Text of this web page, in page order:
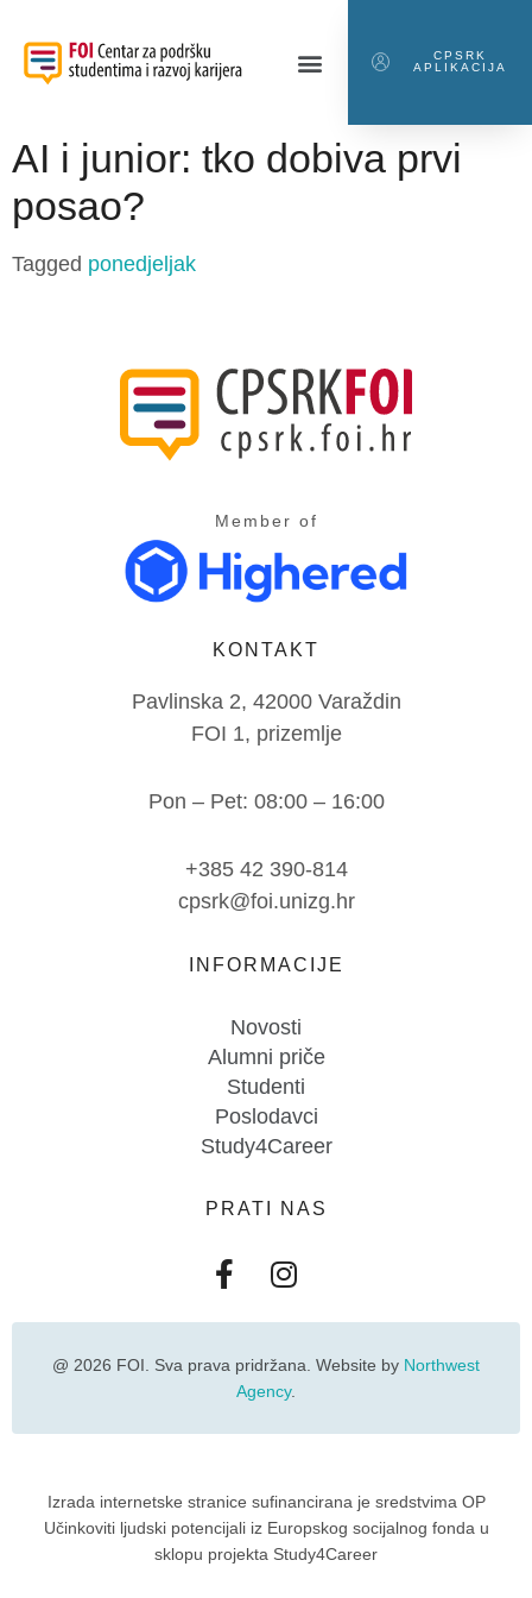
CPSRK
APLIKACIJA
AI i junior: tko dobiva prvi
posao?
Tagged ponedjeljak
Member of
KONTAKT
Pavlinska 2, 42000 Varaždin
FOI 1, prizemlje
Pon – Pet: 08:00 – 16:00
+385 42 390-814
cpsrk@foi.unizg.hr
INFORMACIJE
Novosti
Alumni priče
Studenti
Poslodavci
Study4Career
PRATI NAS
@ 2026 FOI. Sva prava pridržana. Website by Northwest
Agency.
Izrada internetske stranice sufinancirana je sredstvima OP
Učinkoviti ljudski potencijali iz Europskog socijalnog fonda u
sklopu projekta Study4Career